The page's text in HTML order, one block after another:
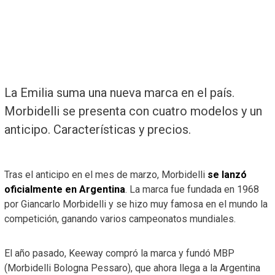
La Emilia suma una nueva marca en el país.
Morbidelli se presenta con cuatro modelos y un
anticipo. Características y precios.
Tras el anticipo en el mes de marzo, Morbidelli se lanzó
oficialmente en Argentina. La marca fue fundada en 1968
por Giancarlo Morbidelli y se hizo muy famosa en el mundo la
competición, ganando varios campeonatos mundiales.
El año pasado, Keeway compró la marca y fundó MBP
(Morbidelli Bologna Pessaro), que ahora llega a la Argentina